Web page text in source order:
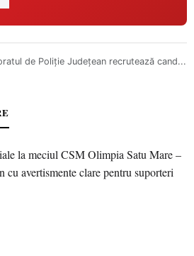
de Poliţie Județean recrutează cand...